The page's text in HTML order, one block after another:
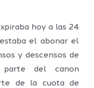
hoy a las 24
el abonar el
y descensos de
parte del canon
de la cuota de